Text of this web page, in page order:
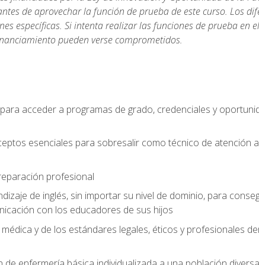
de aprovechar la función de prueba de este curso. Los
específicas. Si intenta realizar las funciones de prueba en
pueden verse comprometidos.
acceder a programas de grado, credenciales y
esenciales para sobresalir como técnico de atención
profesional
de inglés, sin importar su nivel de dominio, para
con los educadores de sus hijos
y de los estándares legales, éticos y profesionales